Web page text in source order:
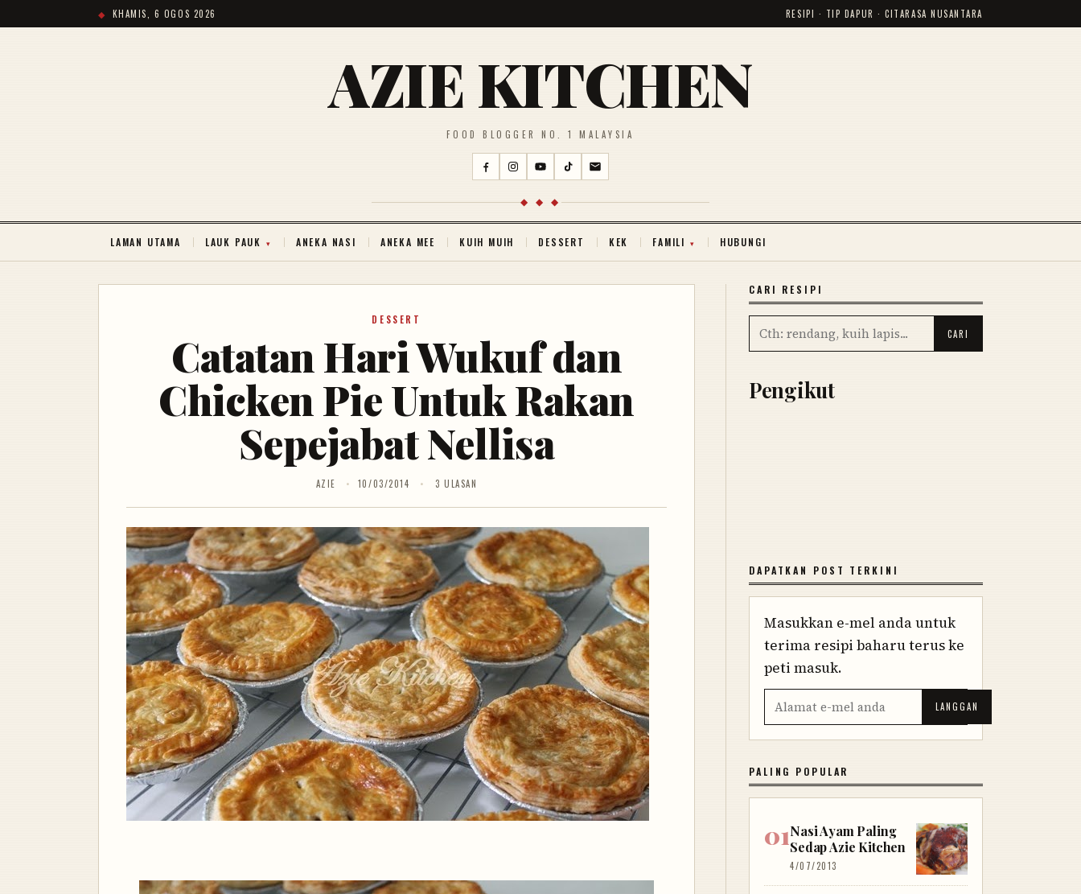
KHAMIS, 6 OGOS 2026 RESIPI · TIP DAPUR · CITARASA NUSANTARA
AZIE KITCHEN
FOOD BLOGGER NO. 1 MALAYSIA
◆ ◆ ◆
LAMAN UTAMA LAUK PAUK ANEKA NASI ANEKA MEE KUIH MUIH DESSERT KEK FAMILI HUBUNGI
DESSERT
Catatan Hari Wukuf dan
Chicken Pie Untuk Rakan
Sepejabat Nellisa
AZIE 10/03/2014 3 ULASAN
CARI RESIPI
Pengikut
DAPATKAN POST TERKINI
Masukkan e-mel anda untuk
terima resipi baharu terus ke
peti masuk.
PALING POPULAR
Nasi Ayam Paling
Sedap Azie Kitchen
4/07/2013